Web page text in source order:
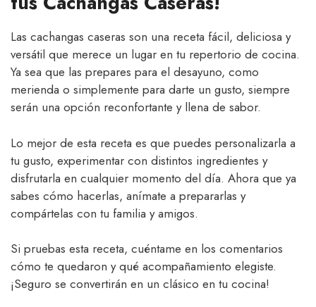
Las cachangas caseras son una receta fácil, deliciosa y
versátil que merece un lugar en tu repertorio de cocina.
Ya sea que las prepares para el desayuno, como
merienda o simplemente para darte un gusto, siempre
serán una opción reconfortante y llena de sabor.
Lo mejor de esta receta es que puedes personalizarla a
tu gusto, experimentar con distintos ingredientes y
disfrutarla en cualquier momento del día. Ahora que ya
sabes cómo hacerlas, anímate a prepararlas y
compártelas con tu familia y amigos.
Si pruebas esta receta, cuéntame en los comentarios
cómo te quedaron y qué acompañamiento elegiste.
¡Seguro se convertirán en un clásico en tu cocina!